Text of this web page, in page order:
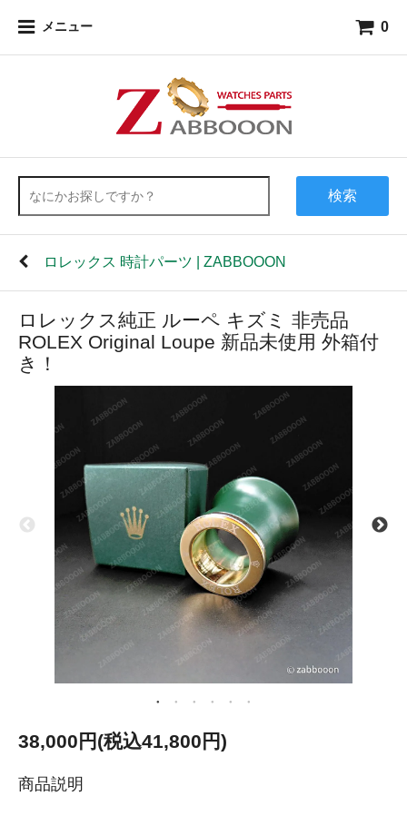
メニュー 0
検索
ロレックス 時計パーツ | ZABBOOON
ロレックス純正 ルーペ キズミ 非売品
ROLEX Original Loupe 新品未使用 外箱付
き！
38,000円(税込41,800円)
商品説明